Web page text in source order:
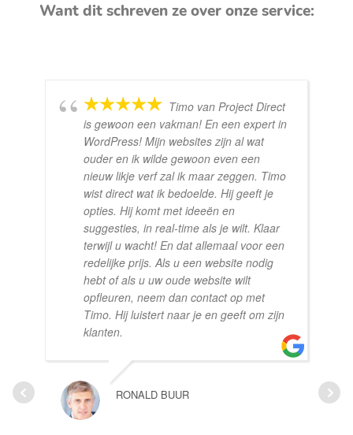
Want dit schreven ze over onze service:
Timo van Project Direct
is gewoon een vakman! En een expert in
WordPress! Mijn websites zijn al wat
ouder en ik wilde gewoon even een
nieuw likje verf zal ik maar zeggen. Timo
wist direct wat ik bedoelde. Hij geeft je
opties. Hij komt met ideeën en
suggesties, in real-time als je wilt. Klaar
terwijl u wacht! En dat allemaal voor een
redelijke prijs. Als u een website nodig
hebt of als u uw oude website wilt
opfleuren, neem dan contact op met
Timo. Hij luistert naar je en geeft om zijn
klanten.
RONALD BUUR